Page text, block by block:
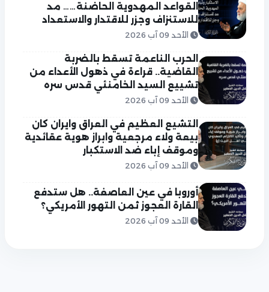
القواعد المهدوية الحاضنة…… مد
للاستنزاف وجزر للاقتدار والاستعداد
الأحد 09 آب 2026
الحرب الناعمة تسقط بالضربة
القاضية.. قراءة في ذهول الأعداء من
تشييع السيد الخامنئي قدس سره
الأحد 09 آب 2026
التشيع العظيم في العراق وايران كان
بيعة ولاء مرجعية وابراز هوية عقائدية
وموقف إباء ضد الاستكبار
الأحد 09 آب 2026
أوروبا في عين العاصفة.. هل ستدفع
القارة العجوز ثمن التهور الأمريكي؟
الأحد 09 آب 2026